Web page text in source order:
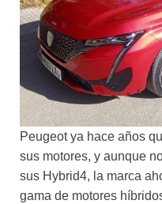
Peugeot ya hace años
sus motores, y aunque
sus Hybrid4, la marca
gama de motores